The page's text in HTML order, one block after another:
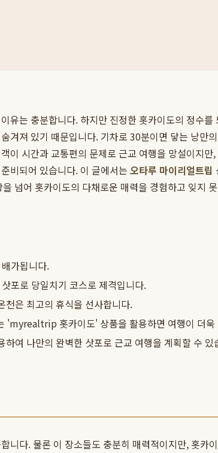
는 충분합니다. 하지만 진정한 홋카이도의 정수
겨져 있기 때문입니다. 기차로 30분이면 닿는 낭만
시간과 교통편의 문제로 근교 여행을 망설이지
비되어 있습니다. 이 글에서는 오타루 마이리얼트립
넘어 홋카이도의 다채로운 매력을 경험하고 잊지
가됩니다.
포로 당일치기 코스로 제격입니다.
천은 최고의 휴식을 선사합니다.
'myrealtrip 홋카이도' 상품을 활용하면 여행이 더욱
여 나만의 완벽한 삿포로 근교 여행을 계획할 수 있
다. 물론 이 장소들도 충분히 매력적이지만, 홋카